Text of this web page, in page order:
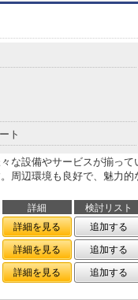
ト
な設備やサービスが揃って
周辺環境も良好で、魅力的
詳細
検討リスト
詳細を見る
追加する
詳細を見る
追加する
詳細を見る 追加する